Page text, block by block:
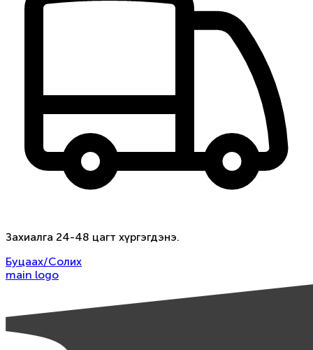
Захиалга 24-48 цагт хүргэгдэнэ.
Буцаах/Солих
main logo